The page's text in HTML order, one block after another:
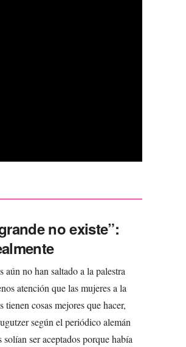
no existe”:
no han saltado a la palestra
atención que las mujeres a la
cosas mejores que hacer,
según el periódico alemán
ser aceptados porque había